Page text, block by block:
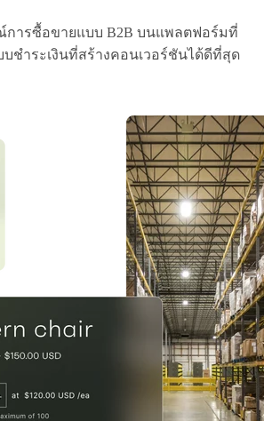
การซื้อขายแบบ B2B บนแพลตฟอร์มที่
ชำระเงินที่สร้างคอนเวอร์ชันได้ดีที่สุด